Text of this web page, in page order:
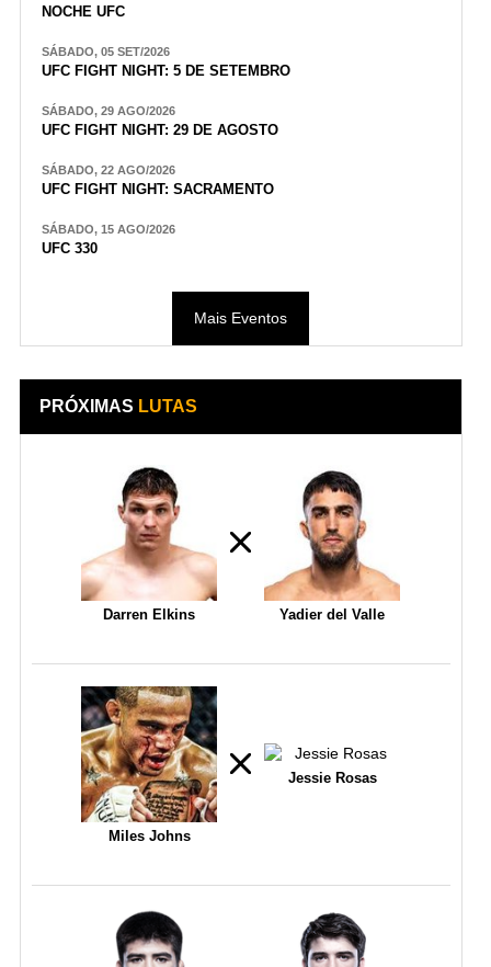
NOCHE UFC
SÁBADO, 05 SET/2026
UFC FIGHT NIGHT: 5 DE SETEMBRO
SÁBADO, 29 AGO/2026
UFC FIGHT NIGHT: 29 DE AGOSTO
SÁBADO, 22 AGO/2026
UFC FIGHT NIGHT: SACRAMENTO
SÁBADO, 15 AGO/2026
UFC 330
Mais Eventos
PRÓXIMAS LUTAS
Darren Elkins Yadier del Valle
Miles Johns
Jessie Rosas